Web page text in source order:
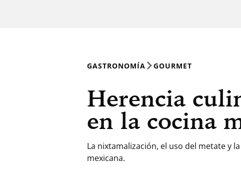
GASTRONOMÍA GOURMET
Herencia
en la cocina
La nixtamalización, el uso del metate y
mexicana.